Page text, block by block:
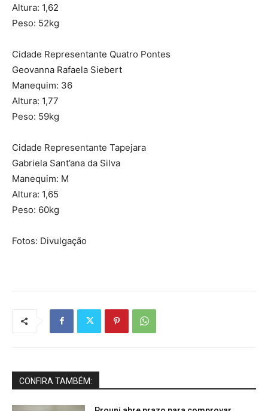
Altura: 1,62
Peso: 52kg
Cidade Representante Quatro Pontes
Geovanna Rafaela Siebert
Manequim: 36
Altura: 1,77
Peso: 59kg
Cidade Representante Tapejara
Gabriela Sant’ana da Silva
Manequim: M
Altura: 1,65
Peso: 60kg
Fotos: Divulgação
CONFIRA TAMBÉM: